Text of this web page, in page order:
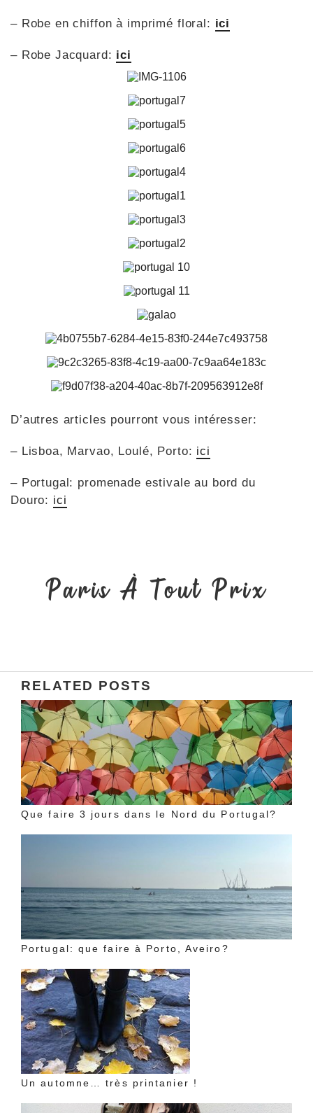
– Robe en chiffon à imprimé floral: ici
– Robe Jacquard: ici
D’autres articles pourront vous intéresser:
– Lisboa, Marvao, Loulé, Porto: ici
– Portugal: promenade estivale au bord du
Douro: ici
Paris À Tout Prix
RELATED POSTS
Que faire 3 jours dans le Nord du Portugal?
Portugal: que faire à Porto, Aveiro?
Un automne… très printanier !